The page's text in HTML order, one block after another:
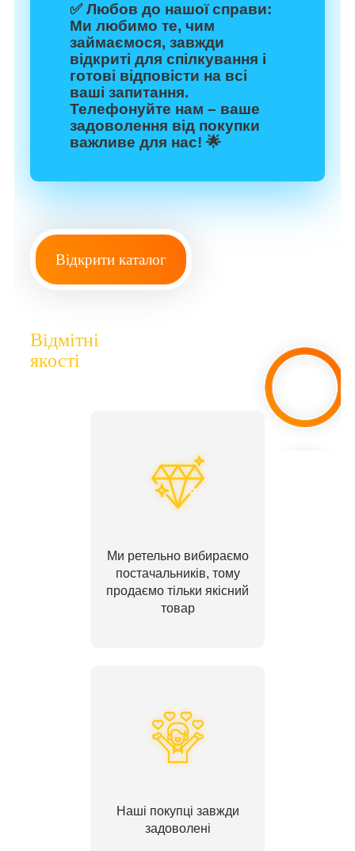
✅Любов до нашої справи:
Ми любимо те, чим
займаємося, завжди
відкриті для спілкування і
готові відповісти на всі
ваші запитання.
Телефонуйте нам – ваше
задоволення від покупки
важливе для нас! 🌟
Відкрити каталог
Відмітні
якості
Ми ретельно вибираємо
постачальників, тому
продаємо тільки якісний
товар
Наші покупці завжди
задоволені